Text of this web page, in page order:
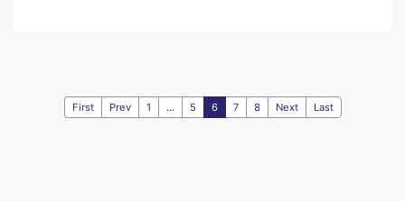
First Prev 1 ... 5 6 7 8 Next Last